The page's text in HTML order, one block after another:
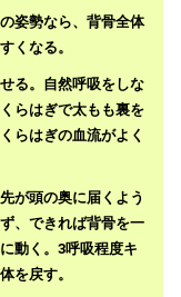
姿勢なら、背骨全体
くなる。
る。自然呼吸をしな
らはぎで太もも裏を
らはぎの血流がよく
が頭の奥に届くよう
、できれば背骨を一
動く。3呼吸程度キ
を戻す。